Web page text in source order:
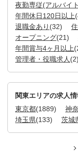
夜勤専従(アルバイ
年間休日120日以上
退職金あり (32)
オープニング(21)
年間賞与4ヶ月以上
管理者・役職求人 (2)
関東エリアの求人
東京都(1889) 神
埼玉県(133) 茨城